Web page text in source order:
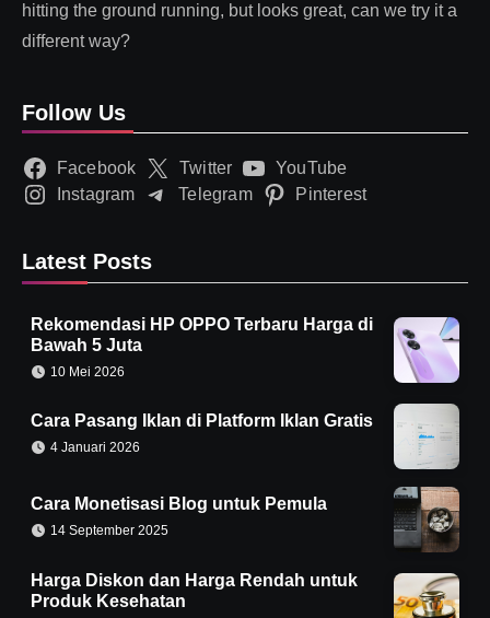
hitting the ground running, but looks great, can we try it a
different way?
Follow Us
Facebook Twitter
YouTube
Instagram
Telegram Pinterest
Latest Posts
Rekomendasi HP OPPO Terbaru Harga di
Bawah 5 Juta
10 Mei 2026
Cara Pasang Iklan di Platform Iklan Gratis
4 Januari 2026
Cara Monetisasi Blog untuk Pemula
14 September 2025
Harga Diskon dan Harga Rendah untuk
Produk Kesehatan